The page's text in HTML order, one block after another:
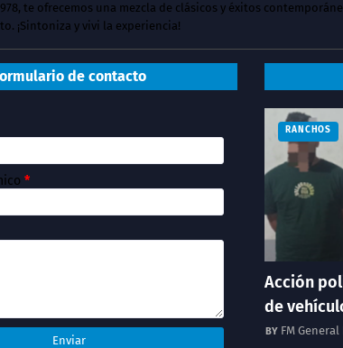
te ofrecemos una mezcla de clásicos y éxitos
¡Sintoniza y vivi la experiencia!
de contacto
*
RANCHOS
Acción
de
FM General